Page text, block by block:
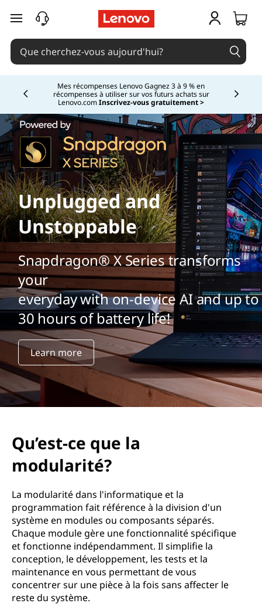
passer au contenu principal
Mes récompenses Lenovo Gagnez 3 à 9 % en
récompenses à utiliser sur vos futurs achats sur
Lenovo.comInscrivez-vous gratuitement >
Currently displaying item 2 of
Unplugged and
Unstoppable
Snapdragon® X Series transforms
your
everyday with on-device AI and up to
30 hours of battery life!
Learn more
Qu’est-ce que la
modularité?
La modularité dans l'informatique et la
programmation fait référence à la division d'un
système en modules ou composants séparés.
Chaque module gère une fonctionnalité spécifique
et fonctionne indépendamment. Il simplifie la
conception, le développement, les tests et la
maintenance en vous permettant de vous
concentrer sur une pièce à la fois sans affecter le
reste du système.